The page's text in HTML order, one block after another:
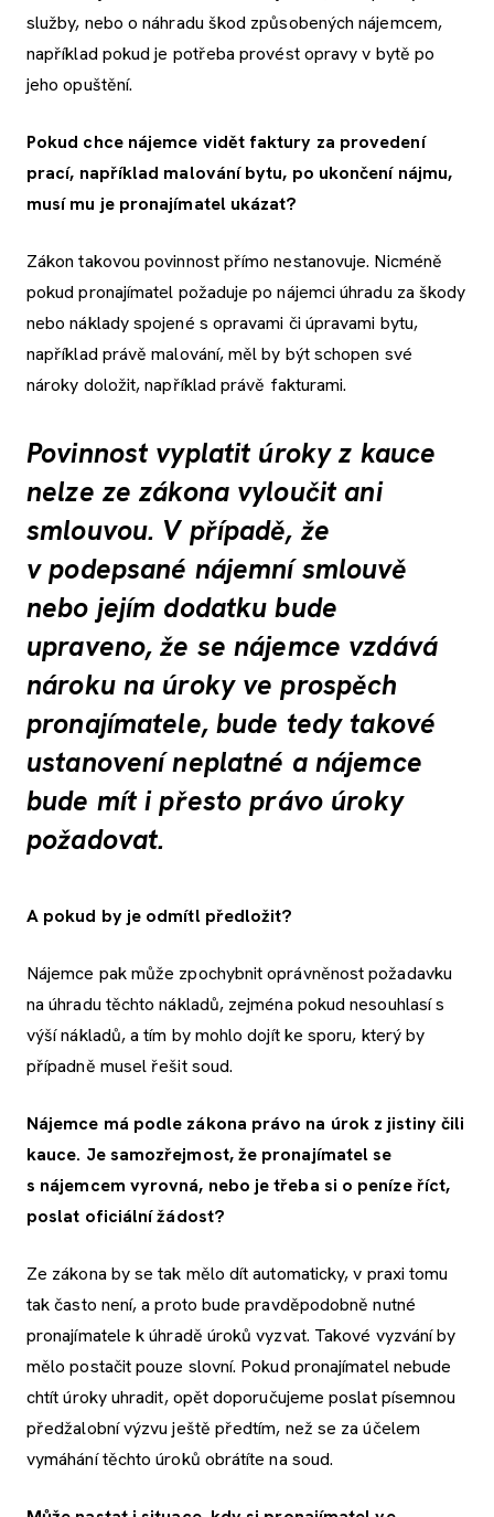
služby, nebo o náhradu škod způsobených nájemcem,
například pokud je potřeba provést opravy v bytě po
jeho opuštění.
Pokud chce nájemce vidět faktury za provedení
prací, například malování bytu, po ukončení nájmu,
musí mu je pronajímatel ukázat?
Zákon takovou povinnost přímo nestanovuje. Nicméně
pokud pronajímatel požaduje po nájemci úhradu za škody
nebo náklady spojené s opravami či úpravami bytu,
například právě malování, měl by být schopen své
nároky doložit, například právě fakturami.
Povinnost vyplatit úroky z kauce
nelze ze zákona vyloučit ani
smlouvou. V případě, že
v podepsané nájemní smlouvě
nebo jejím dodatku bude
upraveno, že se nájemce vzdává
nároku na úroky ve prospěch
pronajímatele, bude tedy takové
ustanovení neplatné a nájemce
bude mít i přesto právo úroky
požadovat.
A pokud by je odmítl předložit?
Nájemce pak může zpochybnit oprávněnost požadavku
na úhradu těchto nákladů, zejména pokud nesouhlasí s
výší nákladů, a tím by mohlo dojít ke sporu, který by
případně musel řešit soud.
Nájemce má podle zákona právo na úrok z jistiny čili
kauce. Je samozřejmost, že pronajímatel se
s nájemcem vyrovná, nebo je třeba si o peníze říct,
poslat oficiální žádost?
Ze zákona by se tak mělo dít automaticky, v praxi tomu
tak často není, a proto bude pravděpodobně nutné
pronajímatele k úhradě úroků vyzvat. Takové vyzvání by
mělo postačit pouze slovní. Pokud pronajímatel nebude
chtít úroky uhradit, opět doporučujeme poslat písemnou
předžalobní výzvu ještě předtím, než se za účelem
vymáhání těchto úroků obrátíte na soud.